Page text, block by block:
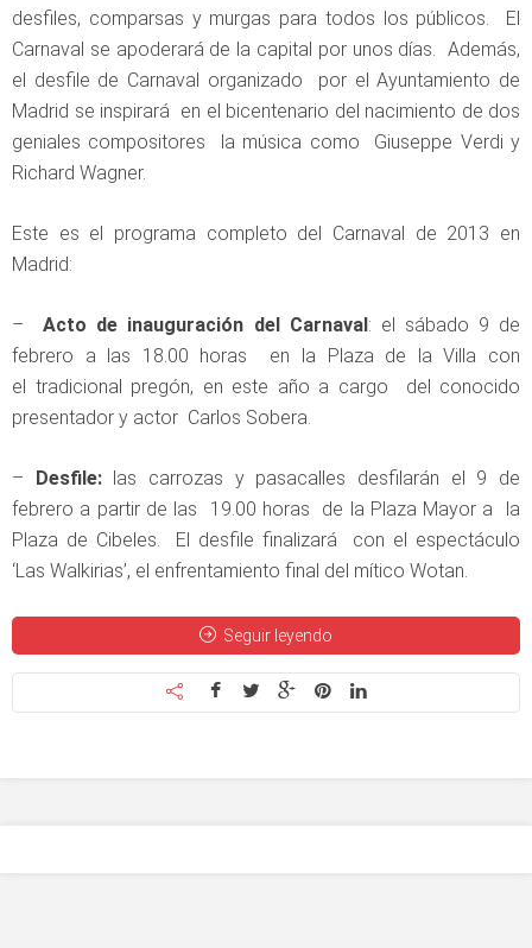
desfiles, comparsas y murgas para todos los públicos. El
Carnaval se apoderará de la capital por unos días. Además,
el desfile de Carnaval organizado por el Ayuntamiento de
Madrid se inspirará en el bicentenario del nacimiento de dos
geniales compositores la música como Giuseppe Verdi y
Richard Wagner.
Este es el programa completo del Carnaval de 2013 en
Madrid:
–Acto de inauguración del Carnaval: el sábado 9 de
febrero a las 18.00 horas en la Plaza de la Villa con
el tradicional pregón, en este año a cargo del conocido
presentador y actor Carlos Sobera.
– Desfile:las carrozas y pasacalles desfilarán el 9 de
febrero a partir de las 19.00 horas de la Plaza Mayor a la
Plaza de Cibeles. El desfile finalizará con el espectáculo
‘Las Walkirias’, el enfrentamiento final del mítico Wotan.
Seguir leyendo